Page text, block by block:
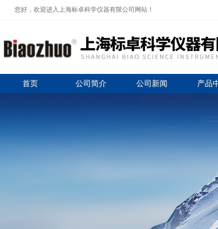
您好，欢迎进入上海标卓科学仪器有限公司网站！
首页 公司简介 公司新闻 产品